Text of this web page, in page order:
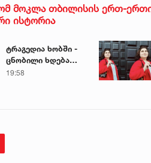
მოკლა თბილისის ერთ-
ისტორია
ტრაგედია ხობში -
ცნობილი ხდება
დაღუპული დედა-
19:58